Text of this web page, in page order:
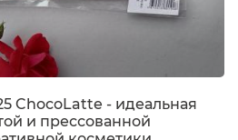
ChocoLatte - идеальная
и прессованной